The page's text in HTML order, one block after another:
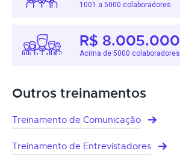
1001 a 5000 colaboradores
R$ 8.005.000
Acima de 5000 colaboradores
Outros treinamentos
Treinamento de Comunicação
Treinamento de Entrevistadores